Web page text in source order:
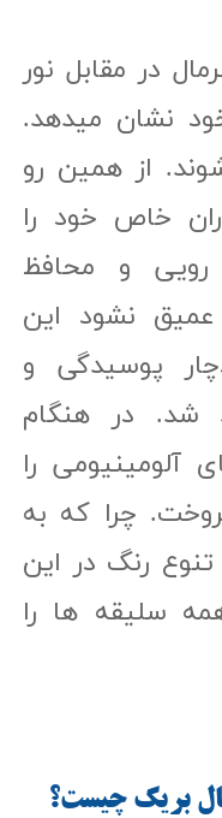
در مقابل نور
نشان میدهد.
از همین رو
خاص خود را
رویی و محافظ
عمیق نشود این
پوسیدگی و
شد. در هنگام
آلومینیومی را
چرا که به
رنگ در این
سلیقه ها را
بریک چیست؟​​​​​​​